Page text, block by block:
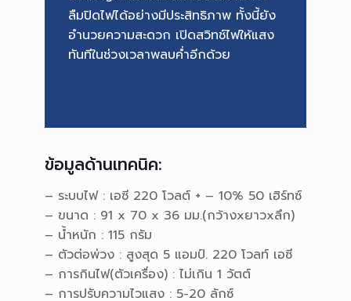
ลืมปิดไฟได้อย่างมีประสิทธิภาพ ทั้งนี้ยัง
อำนวยความสะดวก เปิดสวิทช์ไฟให้แสง
ทันทีในช่วงเวลาพลบค่ำอีกด้วย
ข้อมูลด้านเทคนิค:
– ระบบไฟ : เอซี 220 โวลต์ + – 10% 50 เฮิร์ทซ์
– ขนาด : 91 x 70 x 36 มม.(กว้างxยาวxลึก)
– น้ำหนัก : 115 กรัม
– ตัวต่อพ่วง : สูงสุด 5 แอมป์. 220 โวลท์ เอซี
– การกินไฟ(ตัวเครื่อง) : ไม่เกิน 1 วัตต์
– การปรับความไวแสง : 5-20 ลักซ์